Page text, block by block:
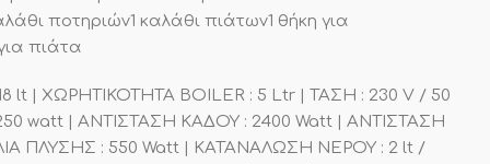
ποτηριών1 καλάθι πιάτων1 θήκη για
πιάτα
lt | ΧΩΡΗΤΙΚΟΤΗΤΑ BOILER : 5 Ltr | ΤΑΣΗ : 230 V / 50
watt | ΑΝΤΙΣΤΑΣΗ ΚΑΔΟΥ : 2400 Watt | ΑΝΤΙΣΤΑΣΗ
ΠΛΥΣΗΣ : 550 Watt | ΚΑΤΑΝΑΛΩΣΗ ΝΕΡΟΥ : 2 lt /